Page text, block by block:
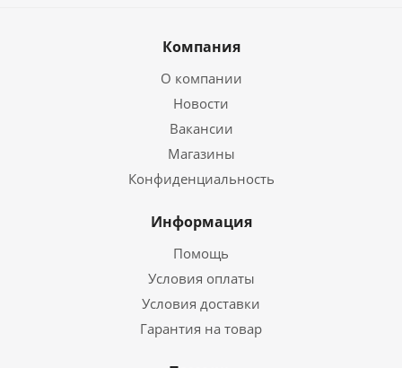
Компания
О компании
Новости
Вакансии
Магазины
Конфиденциальность
Информация
Помощь
Условия оплаты
Условия доставки
Гарантия на товар